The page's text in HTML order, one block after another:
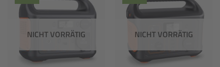
NICHT VORRÄTIG NICHT VORRÄTIG